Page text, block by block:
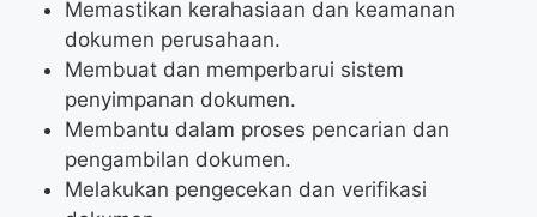
Memastikan kerahasiaan dan keamanan
dokumen perusahaan.
Membuat dan memperbarui sistem
penyimpanan dokumen.
Membantu dalam proses pencarian dan
pengambilan dokumen.
Melakukan pengecekan dan verifikasi